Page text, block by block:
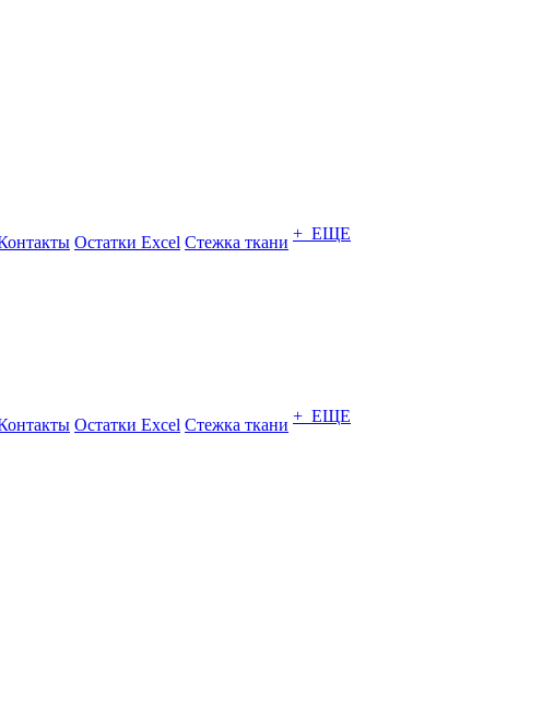
Остатки Excel Стежка ткани + ЕЩЕ
Остатки Excel Стежка ткани + ЕЩЕ